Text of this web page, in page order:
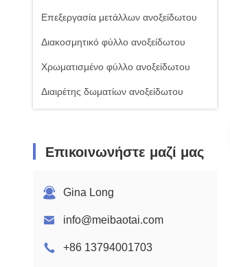
Επεξεργασία μετάλλων ανοξείδωτου
Διακοσμητικό φύλλο ανοξείδωτου
Χρωματισμένο φύλλο ανοξείδωτου
Διαιρέτης δωματίων ανοξείδωτου
Επικοινωνήστε μαζί μας
Gina Long
info@meibaotai.com
+86 13794001703